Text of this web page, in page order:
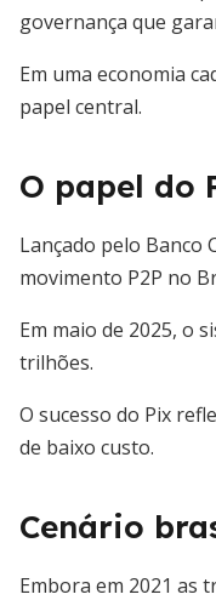
governança que
Em uma economia
papel central.
O papel do
Lançado pelo Banco
movimento P2P no
Em maio de 2025, o
trilhões.
O sucesso do Pix
de baixo custo.
Cenário
Embora em 2021 as